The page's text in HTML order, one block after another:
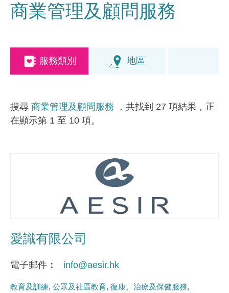
商業管理及顧問服務
服務類別 地區
搜尋 商業管理及顧問服務
，共找到 27 項結果，正
在顯示第 1 至 10 項。
愛識有限公司
電子郵件 info@aesir.hk
教育及訓練 公眾及社區教育 復康、治療及保健服務